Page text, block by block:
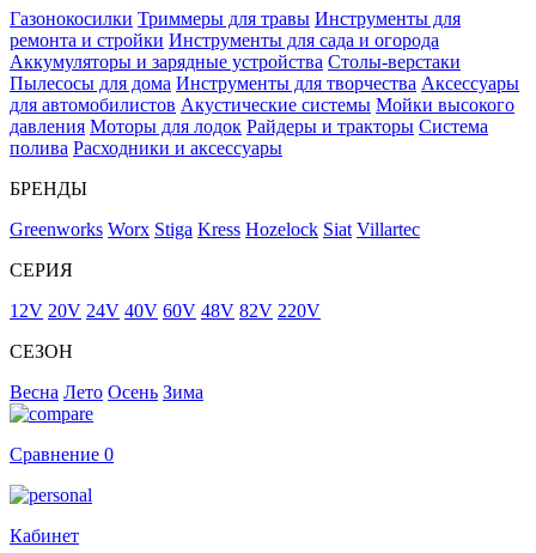
Газонокосилки Триммеры для травы Инструменты для
ремонта и стройки Инструменты для сада и огорода
Аккумуляторы и зарядные устройства Столы-верстаки
Пылесосы для дома Инструменты для творчества Аксессуары
для автомобилистов Акустические системы Мойки высокого
давления Моторы для лодок Райдеры и тракторы Система
полива Расходники и аксессуары
БРЕНДЫ
Greenworks Worx Stiga Kress Hozelock Siat Villartec
СЕРИЯ
12V 20V 24V 40V 60V 48V 82V 220V
СЕЗОН
Весна Лето Осень Зима
Сравнение 0
Кабинет